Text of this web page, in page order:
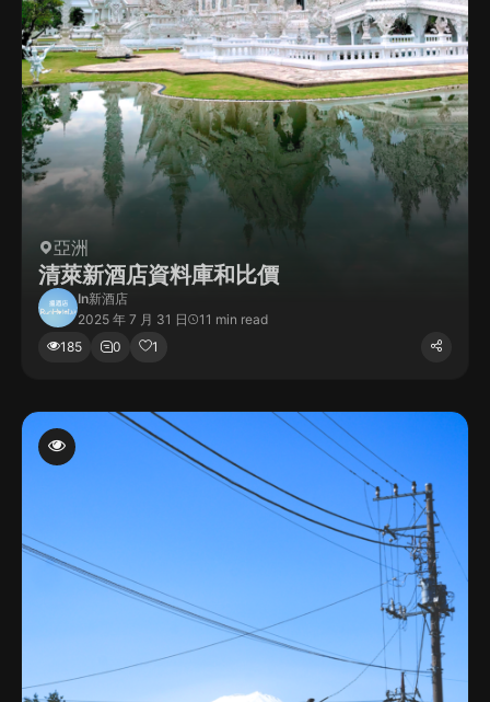
亞洲
清萊新酒店資料庫和比價
In新酒店
2025 年 7 月 31 日
11 min read
185
0 1